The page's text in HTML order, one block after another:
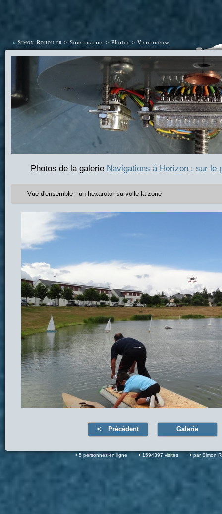
• Simon-Rohou.fr Sous-marins Photos Visionneuse
Photos de la galerie Navigations à Horizon : sur le
Vue d'ensemble - un hexarotor survolle la zone
Précédent Galerie
5 personnes en ligne 1594397 visites par Simon